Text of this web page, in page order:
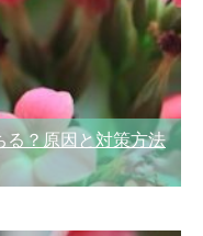
る？原因と対策方法